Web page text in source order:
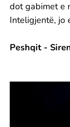
dot gabimet e
Inteligjentë, jo
Peshqit -